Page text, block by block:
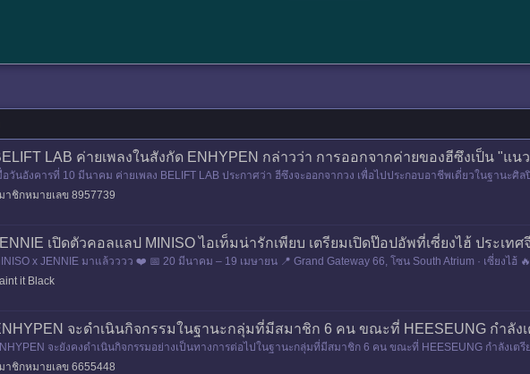
LAB ค่ายเพลงในสังกัด ENHYPEN กล่าวว่า การออกจากค่ายของฮีซึงเป็น "แ
อวันอังคารที่ 10 มีนาคม ค่ายเพลง BELIFT LAB ประกาศว่า ฮีซึงจะออกจากวง เพื่อไปประกอบอาชีพเดี่ยวในฐานะศิ
องนี้ด้วยจดหมายที่เขียนด้วยลาย
าชิกหมายเลข 8957739
เปิดตัวคอลแลป MINISO ไอเท็มน่ารักเพียบ เตรียมเปิดป๊อปอัพที่เซี่ยงไฮ้ ประเทศ
x JENNIE มาแล้วววว ❤️ 📅 20 มีนาคม – 19 เมษายน 📍 Grand Gateway 66, โซน South Atrium · เซี่ยงไฮ้
แรกของ Pop-up) ผู้เข้
it Black
จะดำเนินกิจกรรมในฐานะกลุ่มที่มีสมาชิก 6 คน ขณะที่ HEESEUNG กำลัง
จะยังคงดำเนินกิจกรรมอย่างเป็นทางการต่อไปในฐานะกลุ่มที่มีสมาชิก 6 คน ขณะที่ HEESEUNG กำลังเต
กรรมในอนาคตของ ENHYPEN สวัสดี นี่คือ BEL
าชิกหมายเลข 6655448